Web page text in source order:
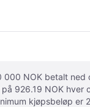
000 NOK betalt
926.19 NOK
kjøpsbeløp er